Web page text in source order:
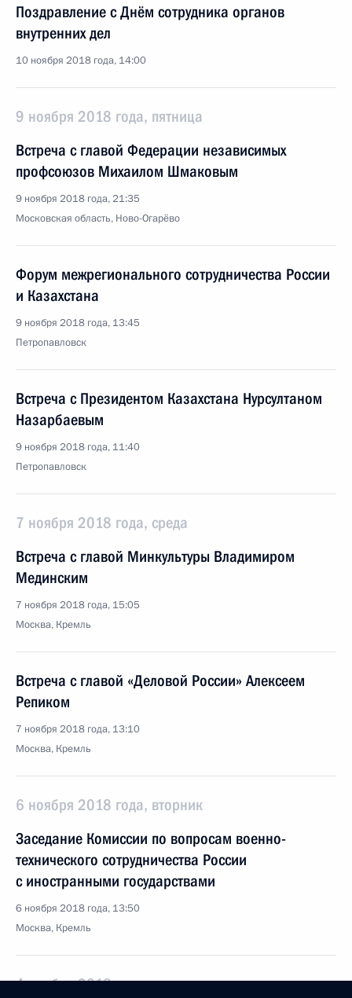
Поздравление с Днём сотрудника органов
внутренних дел
10 ноября 2018 года, 14:00
9 ноября 2018 года, пятница
Встреча с главой Федерации независимых
профсоюзов Михаилом Шмаковым
9 ноября 2018 года, 21:35
Московская область, Ново-Огарёво
Форум межрегионального сотрудничества России
и Казахстана
9 ноября 2018 года, 13:45
Петропавловск
Встреча с Президентом Казахстана Нурсултаном
Назарбаевым
9 ноября 2018 года, 11:40
Петропавловск
7 ноября 2018 года, среда
Встреча с главой Минкультуры Владимиром
Мединским
7 ноября 2018 года, 15:05
Москва, Кремль
Встреча с главой «Деловой России» Алексеем
Репиком
7 ноября 2018 года, 13:10
Москва, Кремль
6 ноября 2018 года, вторник
Заседание Комиссии по вопросам военно-
технического сотрудничества России
с иностранными государствами
6 ноября 2018 года, 13:50
Москва, Кремль
4 ноября 2018 года, воскресенье